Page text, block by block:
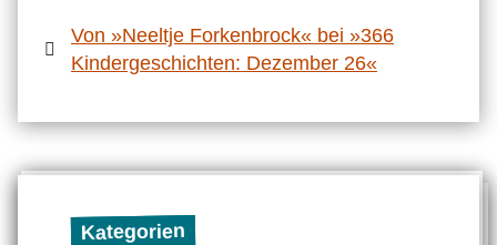
Von »Neeltje Forkenbrock« bei »366
Kindergeschichten: Dezember 26«
Kategorien